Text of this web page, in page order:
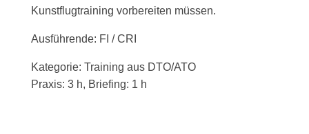
Kunstflugtraining vorbereiten müssen.
Ausführende: FI / CRI
Kategorie: Training aus DTO/ATO
Praxis: 3 h, Briefing: 1 h